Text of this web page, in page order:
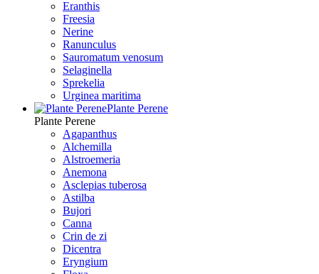
Eranthis
Freesiа
Nerine
Ranunculus
Sauromatum venosum
Selaginella
Sprekelia
Urginea maritima
Plante Perene
Plante Perene
Agapanthus
Alchemilla
Alstroemeria
Anemona
Asclepias tuberosa
Astilba
Bujori
Canna
Crin de zi
Dicentra
Eryngium